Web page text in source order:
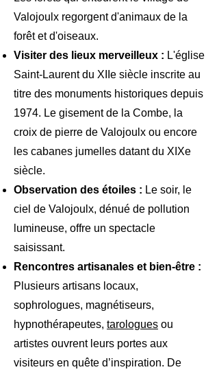
Valojoulx regorgent d'animaux de la
forêt et d'oiseaux.
Visiter des lieux merveilleux : L'église
Saint-Laurent du XIIe siècle inscrite au
titre des monuments historiques depuis
1974. Le gisement de la Combe, la
croix de pierre de Valojoulx ou encore
les cabanes jumelles datant du XIXe
siècle.
Observation des étoiles : Le soir, le
ciel de Valojoulx, dénué de pollution
lumineuse, offre un spectacle
saisissant.
Rencontres artisanales et bien-être :
Plusieurs artisans locaux,
sophrologues, magnétiseurs,
hypnothérapeutes, tarologues ou
artistes ouvrent leurs portes aux
visiteurs en quête d’inspiration. De